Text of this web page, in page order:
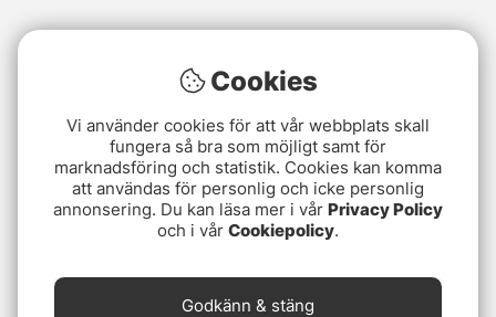
Cookies
Vi använder cookies för att vår webbplats skall
fungera så bra som möjligt samt för
marknadsföring och statistik. Cookies kan komma
att användas för personlig och icke personlig
annonsering. Du kan läsa mer i vår Privacy Policy
och i vår Cookiepolicy.
Godkänn & stäng